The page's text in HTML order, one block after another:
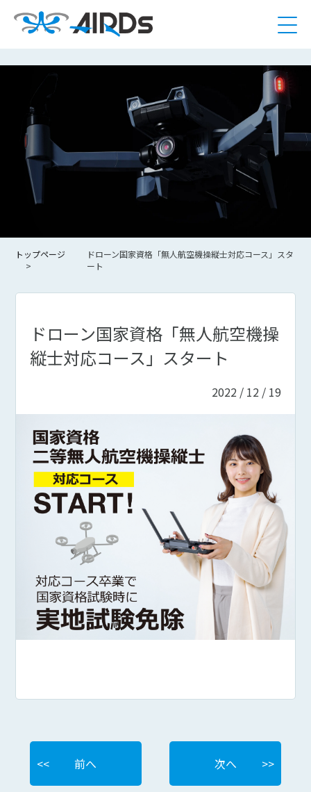
トップページ
ドローン国家資格「無人航空機操縦士対応コース」スタ
ート
ドローン国家資格「無人航空機操
縦士対応コース」スタート
2022 / 12 / 19
前へ 次へ